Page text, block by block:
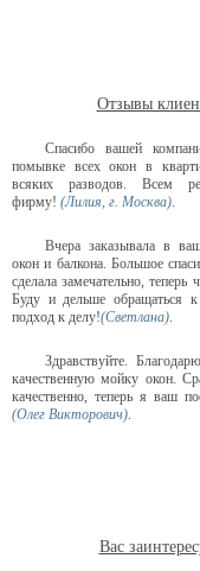
Отзывы
Спасибо вашей
помывке всех окон в
всяких разводов. Всем
фирму! (Лилия, г. Москва).
Вчера заказывала в
окон и балкона. Большое
сделала замечательно, теперь
Буду и дельше обращаться
подход к делу!(Светлана).
Здравствуйте.
качественную мойку окон.
качественно, теперь я ваш
(Олег Викторович).
Вас